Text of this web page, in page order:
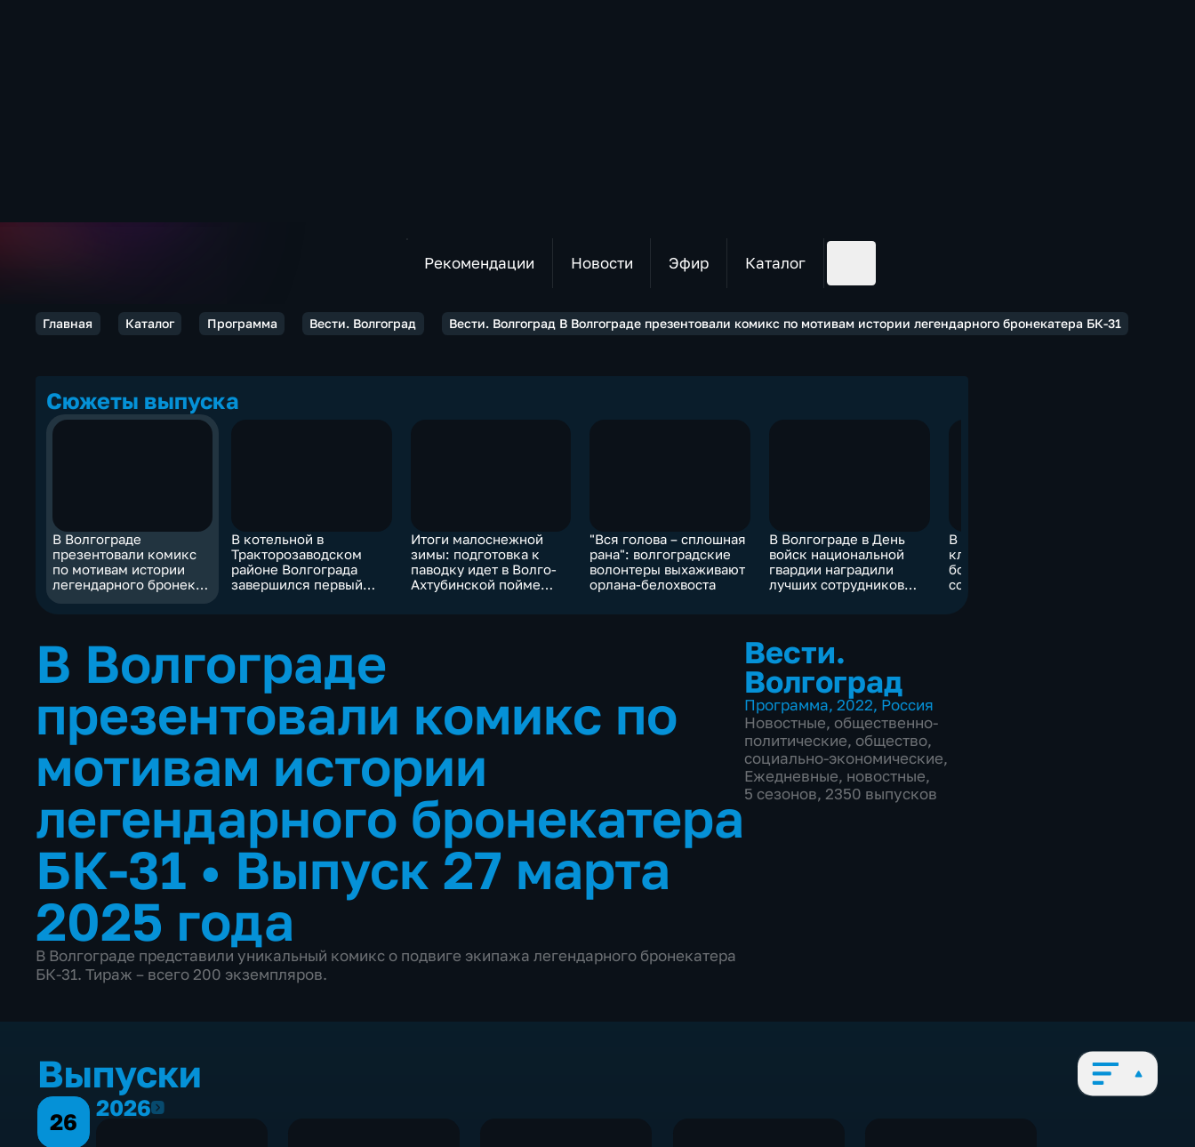
Рекомендации Новости Эфир Каталог
Главная Каталог Программа Вести. Волгоград Вести. Волгоград В Волгограде презентовали комикс по мотивам истории легендарного бронекатера БК-31
Сюжеты выпуска
В Волгограде
презентовали комикс
по мотивам истории
легендарного бронекатера
БК-31
В котельной в
Тракторозаводском
районе Волгограда
завершился первый
Итоги малоснежной
зимы: подготовка к
паводку идет в Волго-
Ахтубинской пойме
"Вся голова – сплошная
рана": волгоградские
волонтеры выхаживают
орлана-белохвоста
В Волгограде в День
войск национальной
гвардии наградили
лучших сотрудников
В волгоградские
клиники поступит
более 1,6 тысячи
современного
В Волгограде
презентовали комикс по
мотивам истории
легендарного бронекатера
БК-31 • Выпуск 27 марта
2025 года
В Волгограде представили уникальный комикс о подвиге экипажа легендарного бронекатера
БК-31. Тираж – всего 200 экземпляров.
Вести.
Волгоград
Программа, 2022, Россия
Новостные, общественно-
политические, общество,
социально-экономические,
Ежедневные, новостные,
5 сезонов, 2350 выпусков
Выпуски
26
20262026